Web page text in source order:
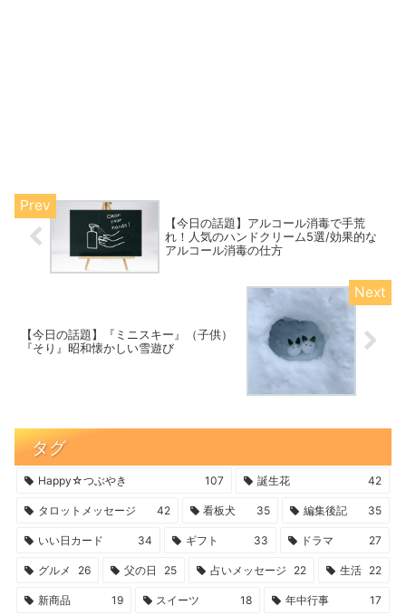
【今日の話題】アルコール消毒で手荒
れ！人気のハンドクリーム5選/効果的な
アルコール消毒の仕方
【今日の話題】『ミニスキー』（子供）
『そり』昭和懐かしい雪遊び
タグ
Happy☆つぶやき 107 誕生花 42
タロットメッセージ 42 看板犬 35 編集後記 35
いい日カード 34 ギフト 33 ドラマ 27
グルメ 26 父の日 25 占いメッセージ 22 生活 22
新商品 19 スイーツ 18 年中行事 17